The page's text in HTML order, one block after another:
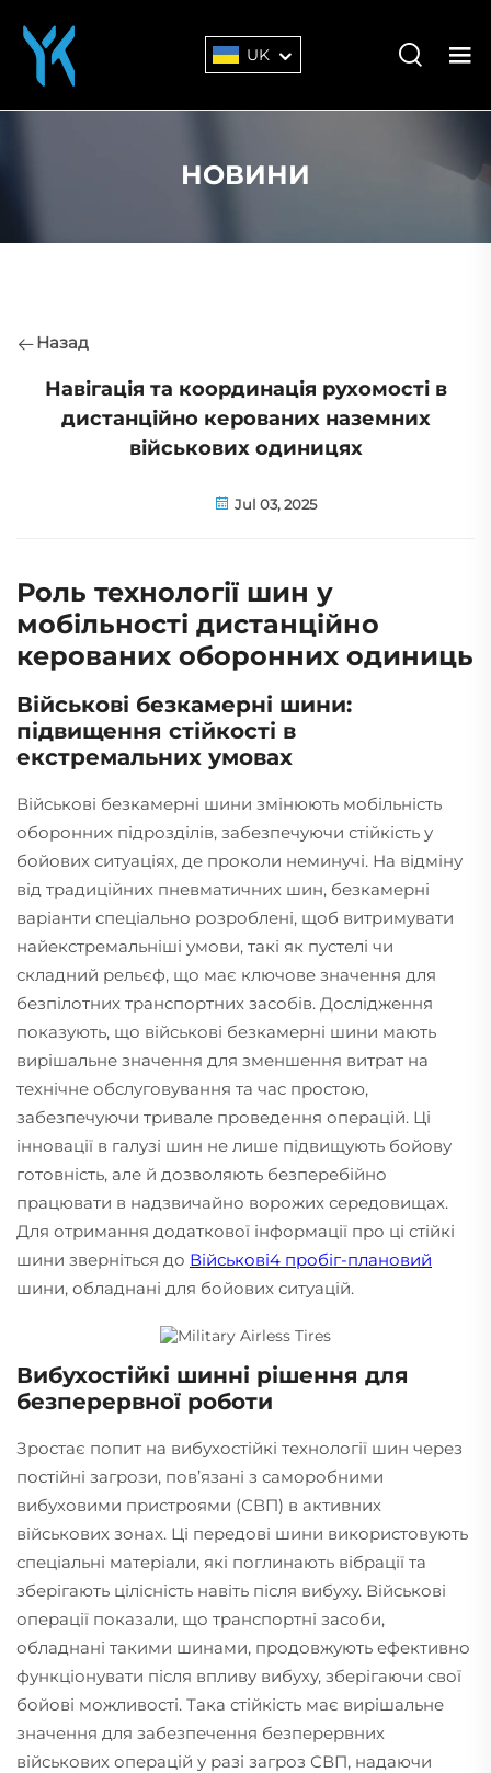
UK
НОВИНИ
Назад
Навігація та координація рухомості в
дистанційно керованих наземних
військових одиницях
Jul 03, 2025
Роль технології шин у
мобільності дистанційно
керованих оборонних одиниць
Військові безкамерні шини:
підвищення стійкості в
екстремальних умовах
Військові безкамерні шини змінюють мобільність
оборонних підрозділів, забезпечуючи стійкість у
бойових ситуаціях, де проколи неминучі. На відміну
від традиційних пневматичних шин, безкамерні
варіанти спеціально розроблені, щоб витримувати
найекстремальніші умови, такі як пустелі чи
складний рельєф, що має ключове значення для
безпілотних транспортних засобів. Дослідження
показують, що військові безкамерні шини мають
вирішальне значення для зменшення витрат на
технічне обслуговування та час простою,
забезпечуючи тривале проведення операцій. Ці
інновації в галузі шин не лише підвищують бойову
готовність, але й дозволяють безперебійно
працювати в надзвичайно ворожих середовищах.
Для отримання додаткової інформації про ці стійкі
шини зверніться до Військові4 пробіг-плановий
шини, обладнані для бойових ситуацій.
Вибухостійкі шинні рішення для
безперервної роботи
Зростає попит на вибухостійкі технології шин через
постійні загрози, пов’язані з саморобними
вибуховими пристроями (СВП) в активних
військових зонах. Ці передові шини використовують
спеціальні матеріали, які поглинають вібрації та
зберігають цілісність навіть після вибуху. Військові
операції показали, що транспортні засоби,
обладнані такими шинами, продовжують ефективно
функціонувати після впливу вибуху, зберігаючи свої
бойові можливості. Така стійкість має вирішальне
значення для забезпечення безперервних
військових операцій у разі загроз СВП, надаючи